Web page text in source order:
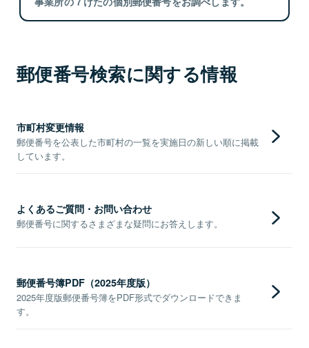
郵便番号検索に関する情報
市町村変更情報
郵便番号を公表した市町村の一覧を実施日の新しい順に掲載
しています。
よくあるご質問・お問い合わせ
郵便番号に関するさまざまな疑問にお答えします。
郵便番号簿PDF（2025年度版）
2025年度版郵便番号簿をPDF形式でダウンロードできま
す。